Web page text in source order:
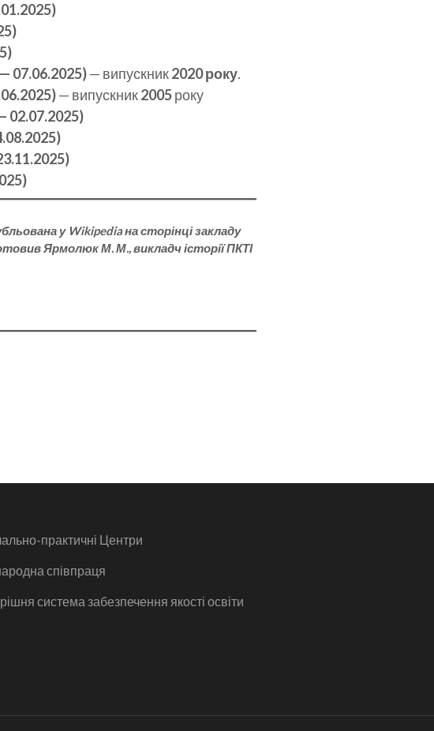
07.06.2025)— випускник2020 року.
— випускник2005року
02.07.2025)
у Wikipedia на сторінці закладу
Ярмолюк М. М., викладч історії ПКТІ
практичні Центри
співпраця
система забезпечення якості освіти